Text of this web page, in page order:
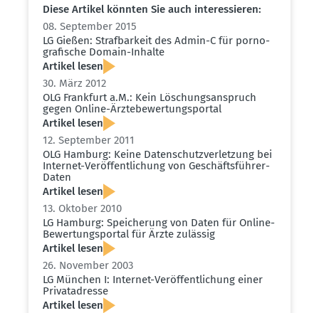
Diese Artikel könnten Sie auch inter­es­sieren:
08. September 2015
LG Gießen: Straf­barkeit des Admin-C für porno­
gra­fische Domain-Inhalte
Artikel lesen
30. März 2012
OLG Frankfurt a.M.: Kein Löschungs­an­spruch
gegen Online-Ärzte­be­wer­tungs­portal
Artikel lesen
12. September 2011
OLG Hamburg: Keine Daten­schutz­ver­letzung bei
Internet-Veröf­fent­li­chung von Geschäfts­führer-
Daten
Artikel lesen
13. Oktober 2010
LG Hamburg: Speicherung von Daten für Online-
Bewer­tungs­portal für Ärzte zulässig
Artikel lesen
26. November 2003
LG München I: Internet-Veröf­fent­li­chung einer
Privat­adresse
Artikel lesen